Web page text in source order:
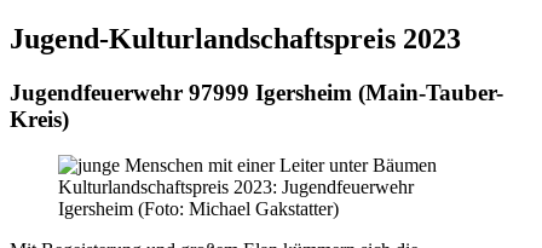
Jugend-Kulturlandschaftspreis 2023
Jugendfeuerwehr 97999 Igersheim (Main-Tauber-
Kreis)
Kulturlandschaftspreis 2023: Jugendfeuerwehr
Igersheim (Foto: Michael Gakstatter)